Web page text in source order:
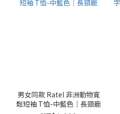
男女同款 Ratel 非洲動物寬
鬆短袖 T恤-中藍色｜長頸鹿